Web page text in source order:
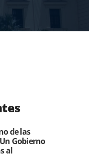
de las
Gobierno
al